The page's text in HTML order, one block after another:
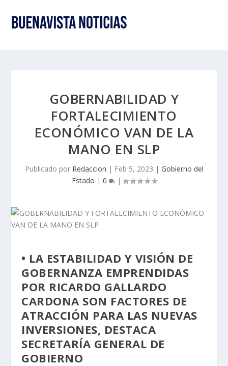
GOBERNABILIDAD Y
FORTALECIMIENTO
ECONÓMICO VAN DE LA
MANO EN SLP
Publicado por Redaccion | Feb 5, 2023 | Gobierno del
Estado | 0 |
• LA ESTABILIDAD Y VISIÓN DE
GOBERNANZA EMPRENDIDAS
POR RICARDO GALLARDO
CARDONA SON FACTORES DE
ATRACCIÓN PARA LAS NUEVAS
INVERSIONES, DESTACA
SECRETARÍA GENERAL DE
GOBIERNO